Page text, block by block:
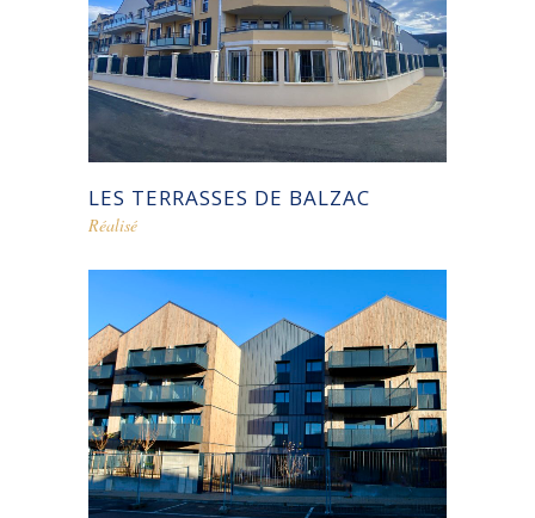
LES TERRASSES DE BALZAC
Réalisé